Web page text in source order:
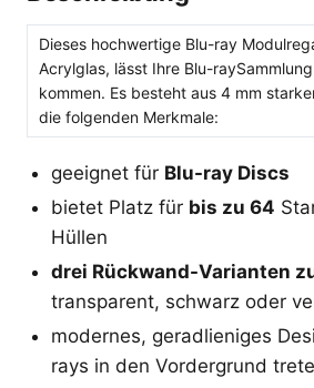
Dieses hochwertige Blu-ray
Acrylglas, lässt Ihre Blu-
kommen. Es besteht aus 4 mm
die folgenden Merkmale:
geeignet für Blu-ray Discs
bietet Platz für bis zu 64
Hüllen
drei Rückwand-Varianten
transparent, schwarz oder
modernes, geradlieniges
rays in den Vordergrund